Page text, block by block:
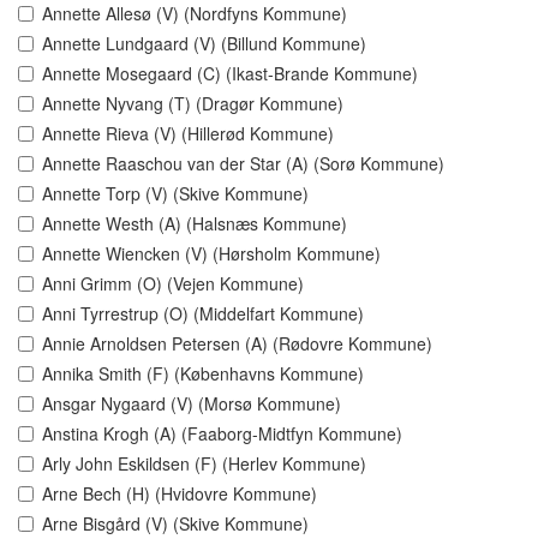
Annette Allesø (V) (Nordfyns Kommune)
Annette Lundgaard (V) (Billund Kommune)
Annette Mosegaard (C) (Ikast-Brande Kommune)
Annette Nyvang (T) (Dragør Kommune)
Annette Rieva (V) (Hillerød Kommune)
Annette Raaschou van der Star (A) (Sorø Kommune)
Annette Torp (V) (Skive Kommune)
Annette Westh (A) (Halsnæs Kommune)
Annette Wiencken (V) (Hørsholm Kommune)
Anni Grimm (O) (Vejen Kommune)
Anni Tyrrestrup (O) (Middelfart Kommune)
Annie Arnoldsen Petersen (A) (Rødovre Kommune)
Annika Smith (F) (Københavns Kommune)
Ansgar Nygaard (V) (Morsø Kommune)
Anstina Krogh (A) (Faaborg-Midtfyn Kommune)
Arly John Eskildsen (F) (Herlev Kommune)
Arne Bech (H) (Hvidovre Kommune)
Arne Bisgård (V) (Skive Kommune)